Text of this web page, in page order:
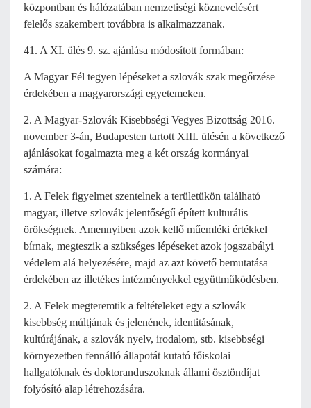
központban és hálózatában nemzetiségi köznevelésért
felelős szakembert továbbra is alkalmazzanak.
41. A XI. ülés 9. sz. ajánlása módosított formában:
A Magyar Fél tegyen lépéseket a szlovák szak megőrzése
érdekében a magyarországi egyetemeken.
2. A Magyar-Szlovák Kisebbségi Vegyes Bizottság 2016.
november 3-án, Budapesten tartott XIII. ülésén a következő
ajánlásokat fogalmazta meg a két ország kormányai
számára:
1. A Felek figyelmet szentelnek a területükön található
magyar, illetve szlovák jelentőségű épített kulturális
örökségnek. Amennyiben azok kellő műemléki értékkel
bírnak, megteszik a szükséges lépéseket azok jogszabályi
védelem alá helyezésére, majd az azt követő bemutatása
érdekében az illetékes intézményekkel együttműködésben.
2. A Felek megteremtik a feltételeket egy a szlovák
kisebbség múltjának és jelenének, identitásának,
kultúrájának, a szlovák nyelv, irodalom, stb. kisebbségi
környezetben fennálló állapotát kutató főiskolai
hallgatóknak és doktoranduszoknak állami ösztöndíjat
folyósító alap létrehozására.